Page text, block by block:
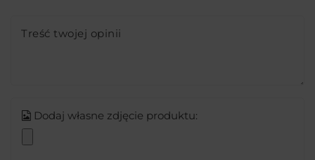
Treść twojej opinii
Dodaj własne zdjęcie produktu: